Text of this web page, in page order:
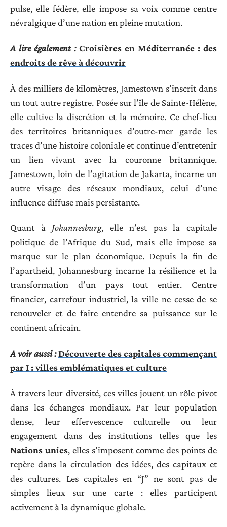
pulse, elle fédère, elle impose sa voix comme centre
névralgique d’une nation en pleine mutation.
A lire également : Croisières en Méditerranée : des
endroits de rêve à découvrir
À des milliers de kilomètres, Jamestown s’inscrit dans
un tout autre registre. Posée sur l’île de Sainte-Hélène,
elle cultive la discrétion et la mémoire. Ce chef-lieu
des territoires britanniques d’outre-mer garde les
traces d’une histoire coloniale et continue d’entretenir
un lien vivant avec la couronne britannique.
Jamestown, loin de l’agitation de Jakarta, incarne un
autre visage des réseaux mondiaux, celui d’une
influence diffuse mais persistante.
Quant à Johannesburg, elle n’est pas la capitale
politique de l’Afrique du Sud, mais elle impose sa
marque sur le plan économique. Depuis la fin de
l’apartheid, Johannesburg incarne la résilience et la
transformation d’un pays tout entier. Centre
financier, carrefour industriel, la ville ne cesse de se
renouveler et de faire entendre sa puissance sur le
continent africain.
A voir aussi :Découverte des capitales commençant
par I : villes emblématiques et culture
À travers leur diversité, ces villes jouent un rôle pivot
dans les échanges mondiaux. Par leur population
dense, leur effervescence culturelle ou leur
engagement dans des institutions telles que les
Nations unies, elles s’imposent comme des points de
repère dans la circulation des idées, des capitaux et
des cultures. Les capitales en “J” ne sont pas de
simples lieux sur une carte : elles participent
activement à la dynamique globale.